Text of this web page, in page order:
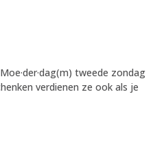
tweede zondag
verdienen ze ook als je